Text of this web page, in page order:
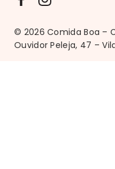
© 2026 Comida Boa –
Ouvidor Peleja, 47 –